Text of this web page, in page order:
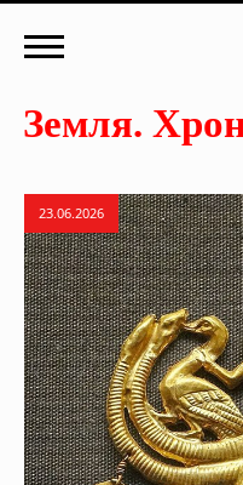
23.06.2026